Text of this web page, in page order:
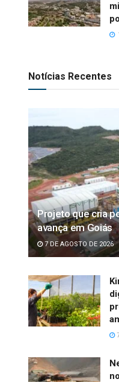
Notícias Recentes
Projeto que cria
avança em Goiás
7 DE AGOSTO DE 2026